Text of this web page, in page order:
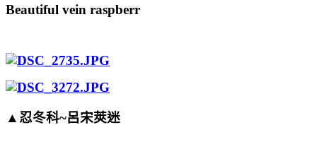
Beautiful vein raspberr
▲忍冬科~呂宋莢迷